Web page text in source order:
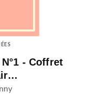
- Coffret